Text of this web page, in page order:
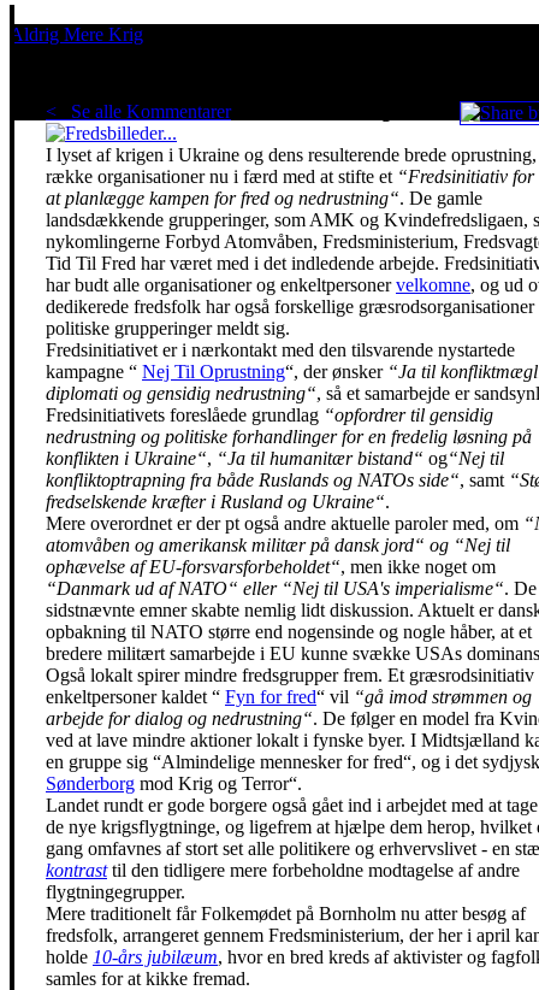
Aldrig Mere Krig
< Se alle KommentarerGrøde i fredsbevægelsen
I lyset af krigen i Ukraine og dens resulterende brede
række organisationer nu i færd med at stifte et “Fredsinitiativ
at planlægge kampen for fred og nedrustning“. De gamle
landsdækkende grupperinger, som AMK og Kvindefredsligaen,
nykomlingerne Forbyd Atomvåben, Fredsministerium,
Tid Til Fred har været med i det indledende arbejde.
har budt alle organisationer og enkeltpersonervelkomne, og ud
dedikerede fredsfolk har også forskellige græsrodsorganisationer
politiske grupperinger meldt sig.
Fredsinitiativet er i nærkontakt med den tilsvarende nystartede
kampagne “ Nej Til Oprustning“, der ønsker “Ja til
diplomati og gensidig nedrustning“, så et samarbejde er
Fredsinitiativets foreslåede grundlag “opfordrer til gensidig
nedrustning og politiske forhandlinger for en fredelig løsning på
konflikten i Ukraine“, “Ja til humanitær bistand“ og“Nej til
konfliktoptrapning fra både Ruslands og NATOs side“, samt
fredselskende kræfter i Rusland og Ukraine“.
Mere overordnet er der pt også andre aktuelle paroler med, om
atomvåben og amerikansk militær på dansk jord“ og “Nej til
ophævelse af EU-forsvarsforbeholdet“, men ikke noget om
“Danmark ud af NATO“ eller “Nej til USA's imperialisme“. De
sidstnævnte emner skabte nemlig lidt diskussion. Aktuelt er
opbakning til NATO større end nogensinde og nogle håber, at et
bredere militært samarbejde i EU kunne svække USAs
Også lokalt spirer mindre fredsgrupper frem. Et græsrodsinitiativ
enkeltpersoner kaldet “ Fyn for fred“ vil “gå imod strømmen og
arbejde for dialog og nedrustning“. De følger en model fra
ved at lave mindre aktioner lokalt i fynske byer. I Midtsjælland
en gruppe sig “Almindelige mennesker for fred“, og i det
Sønderborg mod Krig og Terror“.
Landet rundt er gode borgere også gået ind i arbejdet med at
de nye krigsflygtninge, og ligefrem at hjælpe dem herop, hvilket
gang omfavnes af stort set alle politikere og erhvervslivet - en
kontrasttil den tidligere mere forbeholdne modtagelse af andre
flygtningegrupper.
Mere traditionelt får Folkemødet på Bornholm nu atter besøg af
fredsfolk, arrangeret gennem Fredsministerium, der her i april
holde 10-års jubilæum, hvor en bred kreds af aktivister og
samles for at kikke fremad.